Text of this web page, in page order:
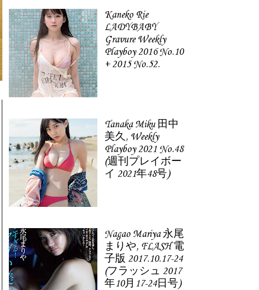
Kaneko Rie
LADYBABY
Gravure Weekly
Playboy 2016 No.10
+ 2015 No.52.
Tanaka Miku 田中
美久, Weekly
Playboy 2021 No.48
(週刊プレイボー
イ 2021年48号)
Nagao Mariya 永尾
まりや, FLASH 電
子版 2017.10.17-24
(フラッシュ 2017
年10月17-24日号)